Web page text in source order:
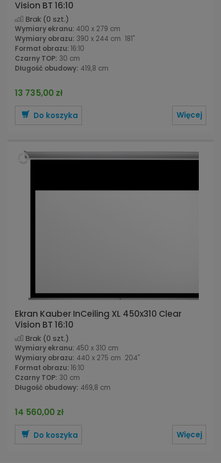
Vision BT 16:10
Brak (0 szt.)
Wymiary ekranu: 400 x 279 cm
Wymiary obrazu: 390 x 244 cm 181"
Format obrazu: 16:10
Czarny TOP: 30 cm
Długość obudowy: 419,8 cm
13 735,00 zł
Do koszyka Więcej
Ekran Kauber InCeiling XL 450x310 Clear
Vision BT 16:10
Brak (0 szt.)
Wymiary ekranu: 450 x 310 cm
Wymiary obrazu: 440 x 275 cm 204"
Format obrazu: 16:10
Czarny TOP: 30 cm
Długość obudowy: 469,8 cm
14 560,00 zł
Do koszyka Więcej